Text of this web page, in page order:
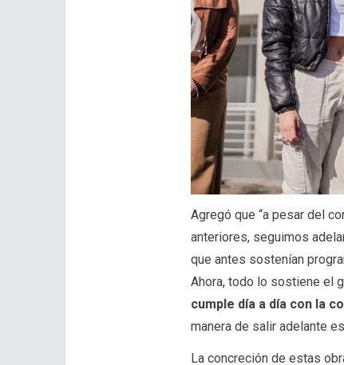
Agregó que “a pesar del
anteriores, seguimos
que antes sostenían
Ahora, todo lo sostiene el
cumple día a día con la
manera de salir adelante
La concreción de estas